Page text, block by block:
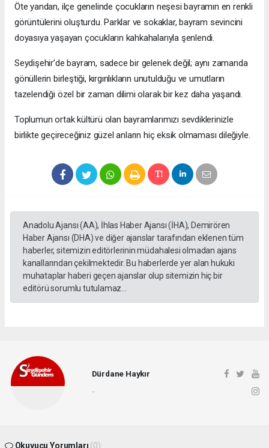
Öte yandan, ilçe genelinde çocukların neşesi bayramın en renkli
görüntülerini oluşturdu. Parklar ve sokaklar, bayram sevincini
doyasıya yaşayan çocukların kahkahalarıyla şenlendi.
Seydişehir’de bayram, sadece bir gelenek değil; aynı zamanda
gönüllerin birleştiği, kırgınlıkların unutulduğu ve umutların
tazelendiği özel bir zaman dilimi olarak bir kez daha yaşandı.
Toplumun ortak kültürü olan bayramlarımızı sevdiklerinizle
birlikte geçireceğiniz güzel anların hiç eksik olmaması dileğiyle.
Anadolu Ajansı (AA), İhlas Haber Ajansı (İHA), Demirören
Haber Ajansı (DHA) ve diğer ajanslar tarafından eklenen tüm
haberler, sitemizin editörlerinin müdahalesi olmadan ajans
kanallarından çekilmektedir. Bu haberlerde yer alan hukuki
muhataplar haberi geçen ajanslar olup sitemizin hiç bir
editörü sorumlu tutulamaz...
Dürdane Haykır
-
Okuyucu Yorumları (0)